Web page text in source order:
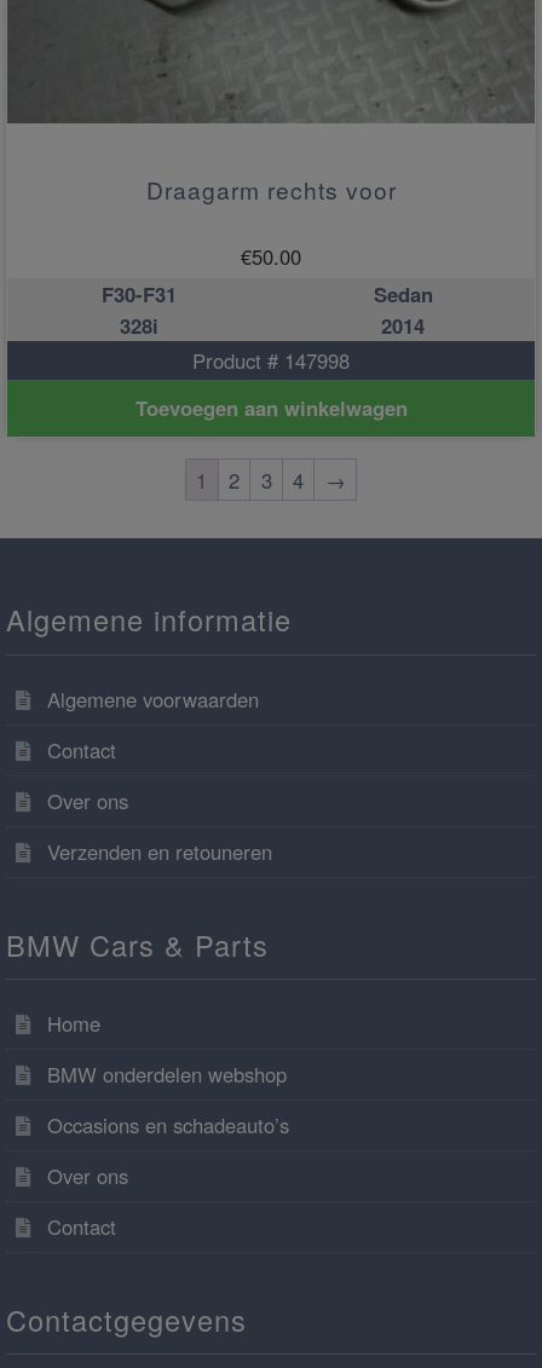
Draagarm rechts voor
€50.00
F30-F31
Sedan
328i
2014
Product # 147998
Toevoegen aan winkelwagen
1 2 3 4 →
Algemene informatie
Algemene voorwaarden
Contact
Over ons
Verzenden en retouneren
BMW Cars & Parts
Home
BMW onderdelen webshop
Occasions en schadeauto’s
Over ons
Contact
Contactgegevens